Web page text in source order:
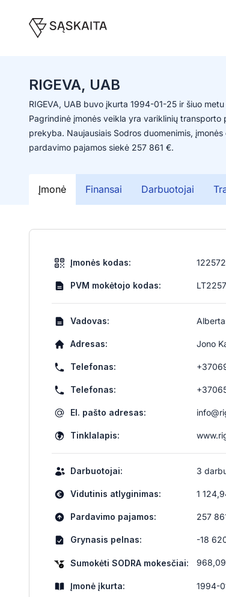
RIGEVA, UAB
RIGEVA, UAB buvo įkurta 1994-01-25 ir šiuo
Pagrindinė įmonės veikla yra variklinių
prekyba. Naujausiais Sodros duomenimis,
pardavimo pajamos siekė 257 861 €.
Įmonė Finansai Darbuotojai
Įmonės kodas:
PVM mokėtojo kodas:
Vadovas:
Adresas: Jono
Telefonas:
Telefonas:
El. pašto adresas:
Tinklalapis:
Darbuotojai: 3
Vidutinis atlyginimas: 1
Pardavimo pajamos: 257
Grynasis pelnas: -18
Sumokėti SODRA mokesčiai:
Įmonė įkurta: 1994-